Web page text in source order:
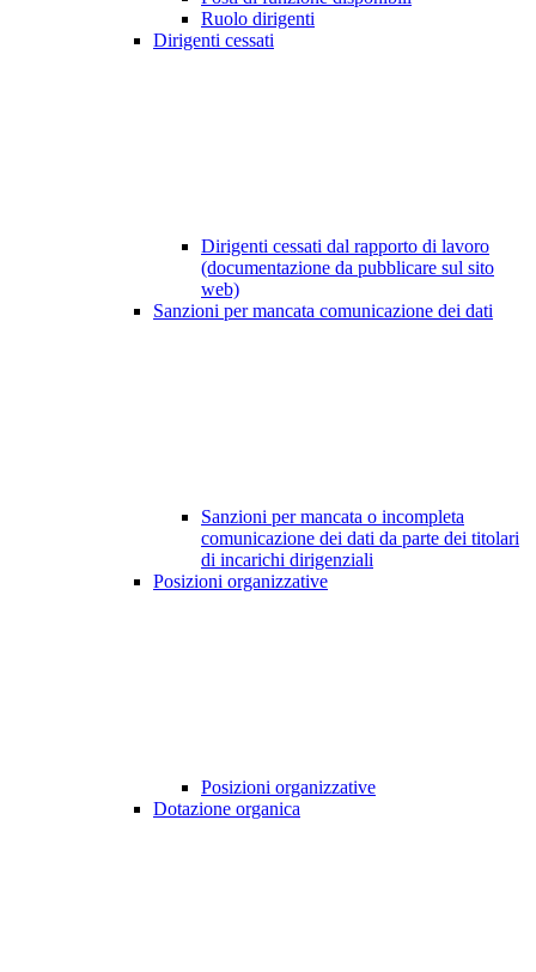
Ruolo dirigenti
Dirigenti cessati
Dirigenti cessati dal rapporto di lavoro
(documentazione da pubblicare sul sito
web)
Sanzioni per mancata comunicazione dei dati
Sanzioni per mancata o incompleta
comunicazione dei dati da parte dei titolari
di incarichi dirigenziali
Posizioni organizzative
Posizioni organizzative
Dotazione organica